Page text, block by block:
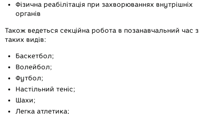
Фізична реабілітація при захворюваннях внутрішніх
органів
Також ведеться секційна робота в позанавчальний час з
таких видів:
Баскетбол;
Волейбол;
Футбол;
Настільний теніс;
Шахи;
Легка атлетика;